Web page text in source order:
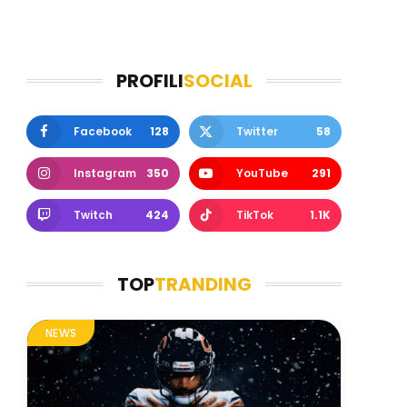
PROFILISOCIAL
Facebook 128 Twitter 58
Instagram 350 YouTube 291
Twitch 424 TikTok 1.1K
TOPTRANDING
NEWS